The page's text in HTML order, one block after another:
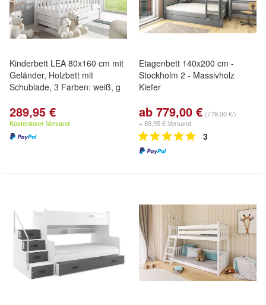
Kinderbett LEA 80x160 cm mit
Geländer, Holzbett mit
Schublade, 3 Farben: weiß, g
289,95 €
Kostenloser Versand
Etagenbett 140x200 cm -
Stockholm 2 - Massivholz
Kiefer
ab 779,00 € (779,00 €/)
+ 89,95 € Versand
3